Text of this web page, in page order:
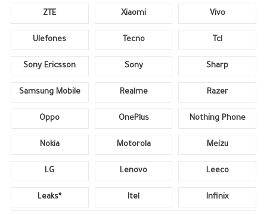
ZTE Xiaomi Vivo
Ulefones Tecno Tcl
Sony Ericsson Sony Sharp
Samsung Mobile Realme Razer
Oppo OnePlus Nothing Phone
Nokia Motorola Meizu
LG Lenovo Leeco
Leaks* Itel Infinix